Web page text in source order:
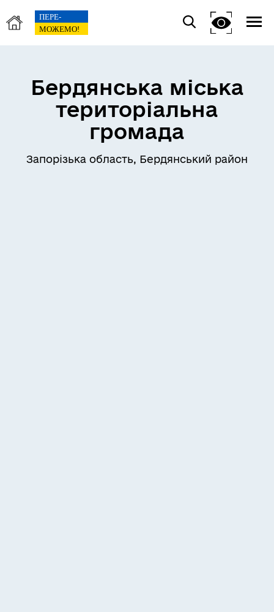
Бердянська міська
територіальна
громада
Запорізька область, Бердянський район